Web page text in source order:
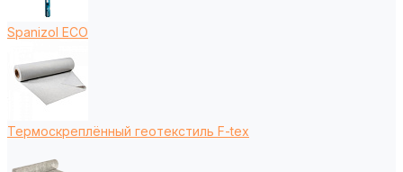
Spanizol ECO
Термоскреплённый геотекстиль F-tex